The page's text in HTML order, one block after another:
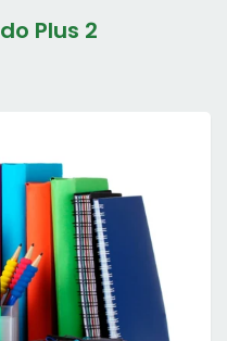
Plus 2